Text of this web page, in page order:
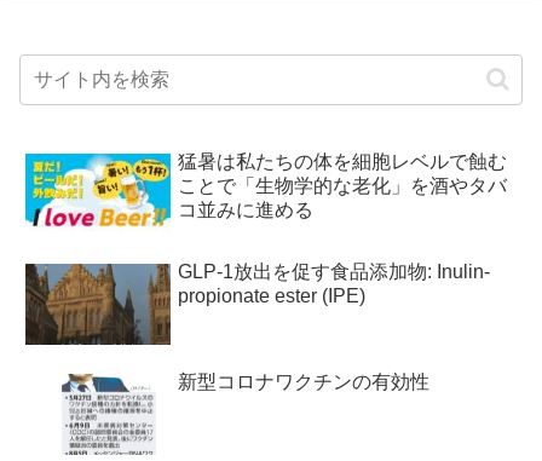
猛暑は私たちの体を細胞レベルで蝕む
ことで「生物学的な老化」を酒やタバ
コ並みに進める
GLP-1放出を促す食品添加物: Inulin-
propionate ester (IPE)
新型コロナワクチンの有効性